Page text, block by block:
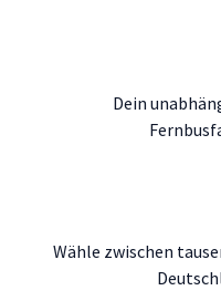
Dein
Wähle zwischen